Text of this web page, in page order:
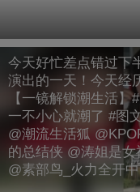
今天好忙差点错过下
演出的一天！今天经
【一镜解锁潮生活
一不小心就潮了 #图
@潮流生活狐
的总结侠 @涛姐是
@素部鸟_火力全开中